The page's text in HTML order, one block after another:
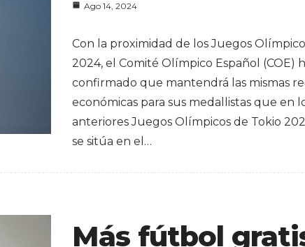
Ago 14, 2024
Con la proximidad de los Juegos
2024, el Comité Olímpico Español (COE)
confirmado que mantendrá las mismas
económicas para sus medallistas que en
anteriores Juegos Olímpicos de Tokio
se sitúa en el…
Más fútbol